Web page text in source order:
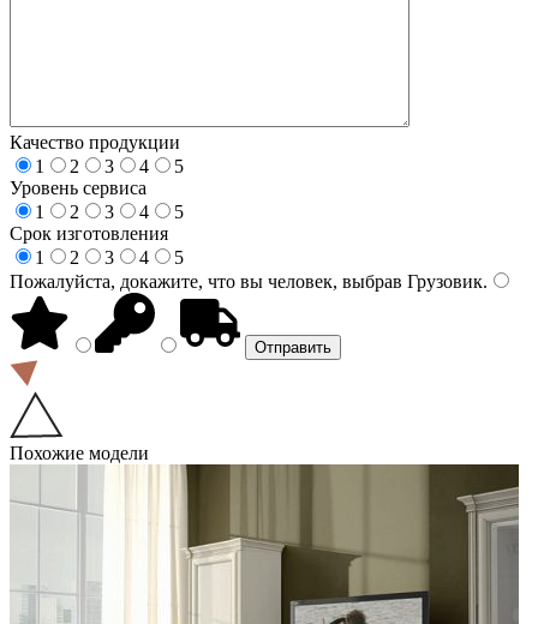
Качество продукции
1
2 3 4
5
Уровень сервиса
1
2 3 4
5
Срок изготовления
1
2 3 4
5
Пожалуйста, докажите, что вы человек, выбрав Грузовик.
Похожие модели